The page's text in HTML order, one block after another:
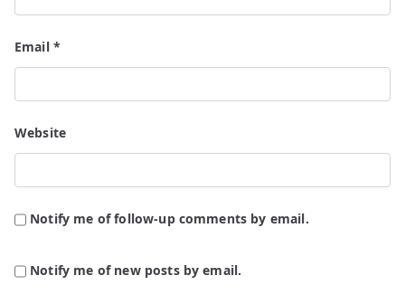
Email *
Website
Notify me of follow-up comments by email.
Notify me of new posts by email.